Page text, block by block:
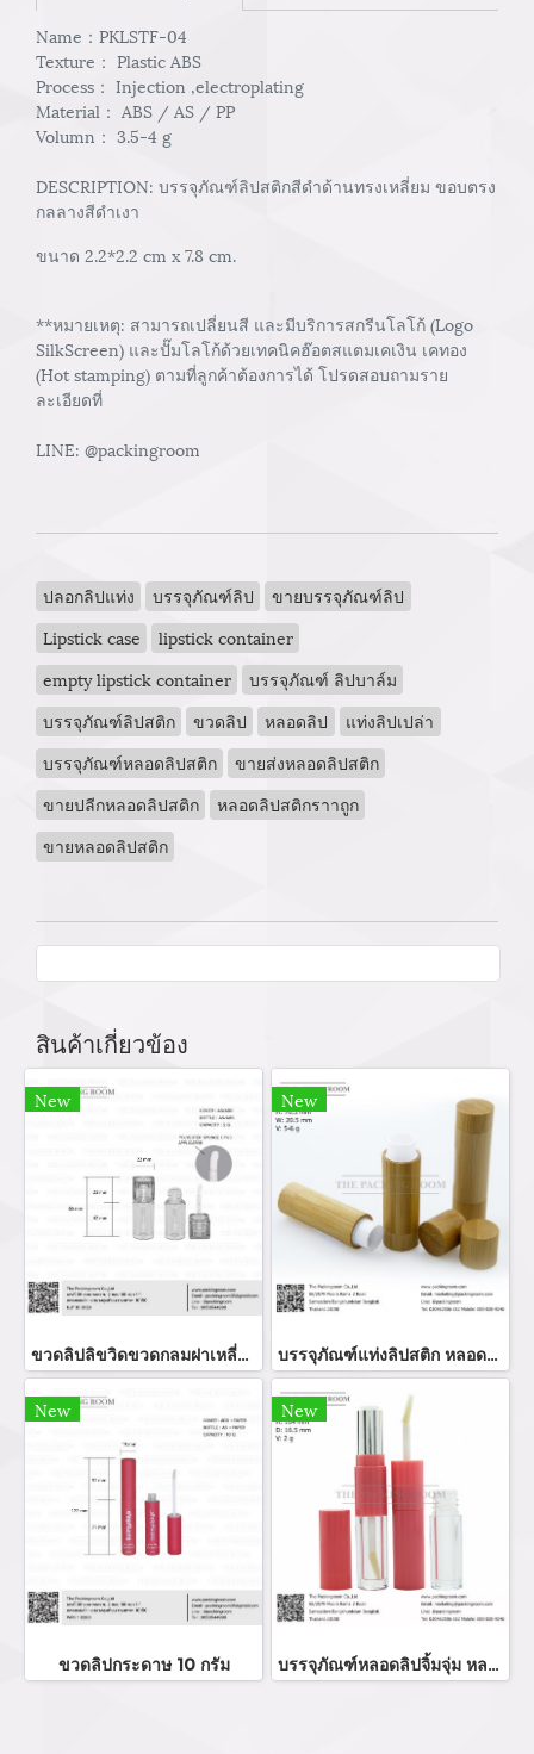
Name：PKLSTF-04
Texture： Plastic ABS
Process： Injection ,electroplating
Material： ABS / AS / PP
Volumn： 3.5-4 g
DESCRIPTION: บรรจุภัณฑ์ลิปสติกสีดำด้านทรงเหลี่ยม ขอบตรง
กลลางสีดำเงา
ขนาด 2.2*2.2 cm x 7.8 cm.
**หมายเหตุ: สามารถเปลี่ยนสี และมีบริการสกรีนโลโก้ (Logo
SilkScreen) และปั๊มโลโก้ด้วยเทคนิคฮ๊อตสแตมเคเงิน เคทอง
(Hot stamping) ตามที่ลูกค้าต้องการได้ โปรดสอบถามราย
ละเอียดที่
LINE: @packingroom
ปลอกลิปแท่ง บรรจุภัณฑ์ลิป
ขายบรรจุภัณฑ์ลิป
Lipstick case
lipstick container
empty lipstick container
บรรจุภัณฑ์ ลิปบาล์ม
บรรจุภัณฑ์ลิปสติก
ขวดลิป หลอดลิป
แท่งลิปเปล่า
บรรจุภัณฑ์หลอดลิปสติก
ขายส่งหลอดลิปสติก
ขายปลีกหลอดลิปสติก
หลอดลิปสติกราาถูก
ขายหลอดลิปสติก
สินค้าเกี่ยวข้อง
New
ขวดลิปลิขวิดขวดกลมฝาเหลี่ยม
New
บรรจุภัณฑ์แท่งลิปสติก หลอดลิปแท่ง Lip stick package/ Lip tube สีแดงเงาฝาปิดแม่เหล็ก จำหน่ายบรรจุภัณฑ์เครื่องสำอางทุกประเภท
New
ขวดลิปกระดาษ 10 กรัม
New
บรรจุภัณฑ์หลอดลิปจิ้มจุ่ม หลอดลิปกลอส bottle lip gloss/ lip bottle ขวดลิป บรรจุภัณฑ์ใส่ลิป จำหน่ายบรรจุภัณฑ์เครื่องสำอางรรจุภัณฑ์เครื่องสำอางทุกประเภท